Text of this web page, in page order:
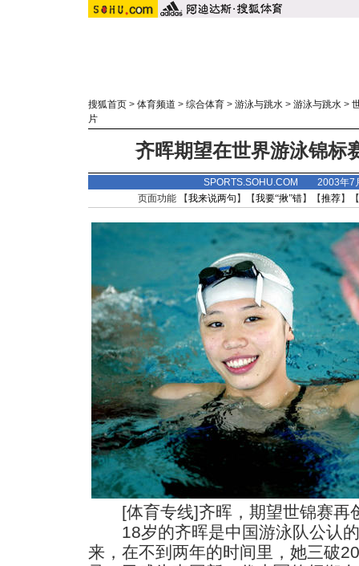
搜狐首页 > 体育频道 > 综合体育 > 游泳与跳水 > 游泳与跳水 >
片
齐晖期望在世界游泳锦标
SPORTS.SOHU.COM 2003年7
页面功能 【我来说两句 】【我要“揪”错】【推荐】
[体育专线]齐晖，期望世锦赛再
18岁的齐晖是中国游泳队公认的
来，在不到两年的时间里，她三破